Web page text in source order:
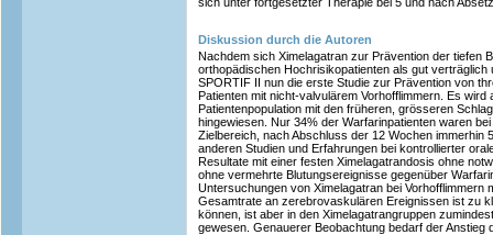
Diskussion durch die Autoren
Nachdem sich Ximelagatran zur Prävention der tiefen
orthopädischen Hochrisikopatienten als gut verträglich
SPORTIF II nun die erste Studie zur Prävention von
Patienten mit nicht-valvulärem Vorhofflimmern. Es wird
Patientenpopulation mit den früheren, grösseren
hingewiesen. Nur 34% der Warfarinpatienten waren
Zielbereich, nach Abschluss der 12 Wochen immerhin
anderen Studien und Erfahrungen bei kontrollierter
Resultate mit einer festen Ximelagatrandosis ohne
ohne vermehrte Blutungsereignisse gegenüber
Untersuchungen von Ximelagatran bei Vorhofflimmern
Gesamtrate an zerebrovaskulären Ereignissen ist zu
können, ist aber in den Ximelagatrangruppen
gewesen. Genauerer Beobachtung bedarf der Anstieg